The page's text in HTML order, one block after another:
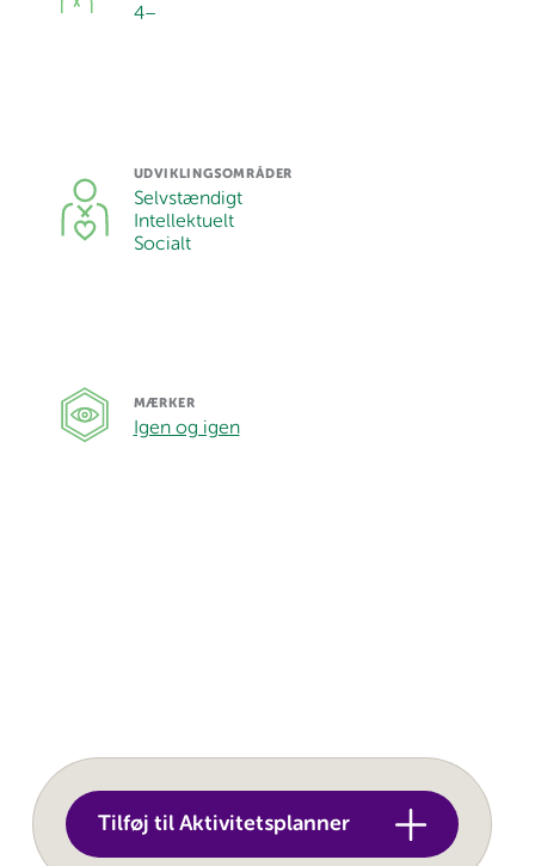
4–
UDVIKLINGSOMRÅDER
Selvstændigt
Intellektuelt
Socialt
MÆRKER
Igen og igen
Tilføj til Aktivitetsplanner